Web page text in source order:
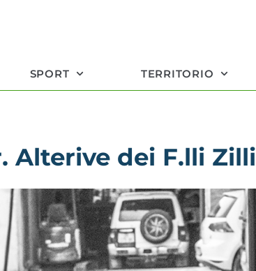
SPORT TERRITORIO
Alterive dei F.lli Zilli